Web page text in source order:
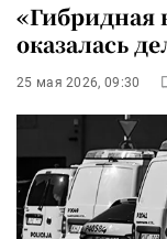
«Гибридная
оказалась
25 мая 2026, 09:30